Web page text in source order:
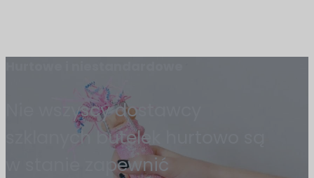
Nie wszyscy dostawcy
szklanych butelek hurtowo są
w stanie zapewnić